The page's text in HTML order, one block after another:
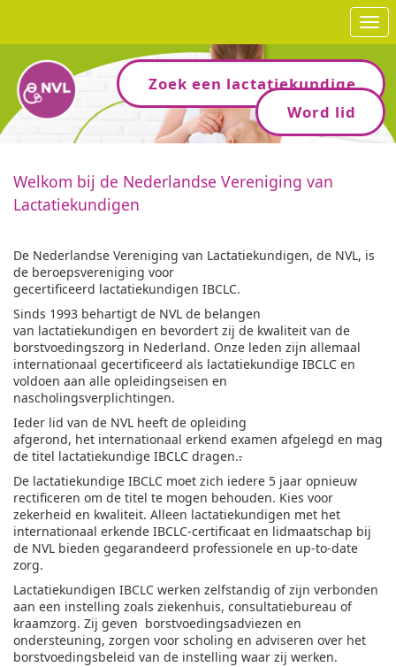
Zoek een lactatiekundige
Word lid
Welkom bij de Nederlandse Vereniging van
Lactatiekundigen
De Nederlandse Vereniging van Lactatiekundigen, de NVL, is
de beroepsvereniging voor
gecertificeerd lactatiekundigen IBCLC.
Sinds 1993 behartigt de NVL de belangen
van lactatiekundigen en bevordert zij de kwaliteit van de
borstvoedingszorg in Nederland. Onze leden zijn allemaal
internationaal gecertificeerd als lactatiekundige IBCLC en
voldoen aan alle opleidingseisen en
nascholingsverplichtingen.
Ieder lid van de NVL heeft de opleiding
afgerond, het internationaal erkend examen afgelegd en mag
de titel lactatiekundige IBCLC dragen..
De lactatiekundige IBCLC moet zich iedere 5 jaar opnieuw
rectificeren om de titel te mogen behouden. Kies voor
zekerheid en kwaliteit. Alleen lactatiekundigen met het
internationaal erkende IBCLC-certificaat en lidmaatschap bij
de NVL bieden gegarandeerd professionele en up-to-date
zorg.
Lactatiekundigen IBCLC werken zelfstandig of zijn verbonden
aan een instelling zoals ziekenhuis, consultatiebureau of
kraamzorg. Zij geven borstvoedingsadviezen en
ondersteuning, zorgen voor scholing en adviseren over het
borstvoedingsbeleid van de instelling waar zij werken.